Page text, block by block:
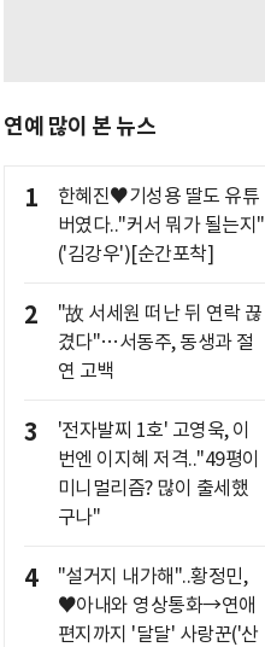
연예 많이 본 뉴스
1
한혜진♥기성용 딸도 유튜
버였다.."커서 뭐가 될는지"
('김강우')[순간포착]
2
"故 서세원 떠난 뒤 연락 끊
겼다"…서동주, 동생과 절
연 고백
3
'전자발찌 1호' 고영욱, 이
번엔 이지혜 저격.."49평이
미니멀리즘? 많이 출세했
구나"
4
"설거지 내가해"..황정민,
♥아내와 영상통화→연애
편지까지 '달달' 사랑꾼('산